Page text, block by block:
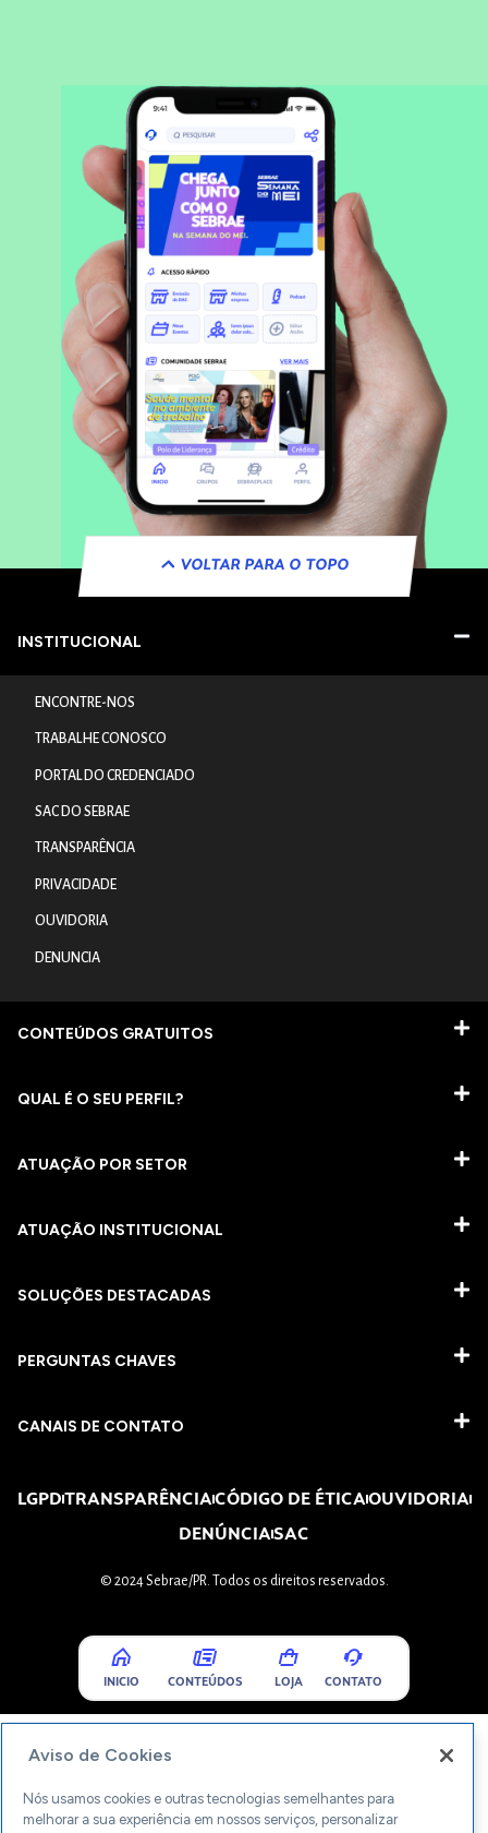
VOLTAR PARA O TOPO
INSTITUCIONAL
ENCONTRE-NOS
TRABALHE CONOSCO
PORTAL DO CREDENCIADO
SAC DO SEBRAE
TRANSPARÊNCIA
PRIVACIDADE
OUVIDORIA
DENUNCIA
CONTEÚDOS GRATUITOS
QUAL É O SEU PERFIL?
ATUAÇÃO POR SETOR
ATUAÇÃO INSTITUCIONAL
SOLUÇÕES DESTACADAS
PERGUNTAS CHAVES​
CANAIS DE CONTATO
LGPDTRANSPARÊNCIACÓDIGO DE ÉTICAOUVIDORIA
DENÚNCIASAC
© 2024 Sebrae/PR. Todos os direitos reservados.
INICIO CONTEÚDOS LOJA CONTATO
Aviso de Cookies
Nós usamos cookies e outras tecnologias semelhantes para
melhorar a sua experiência em nossos serviços, personalizar